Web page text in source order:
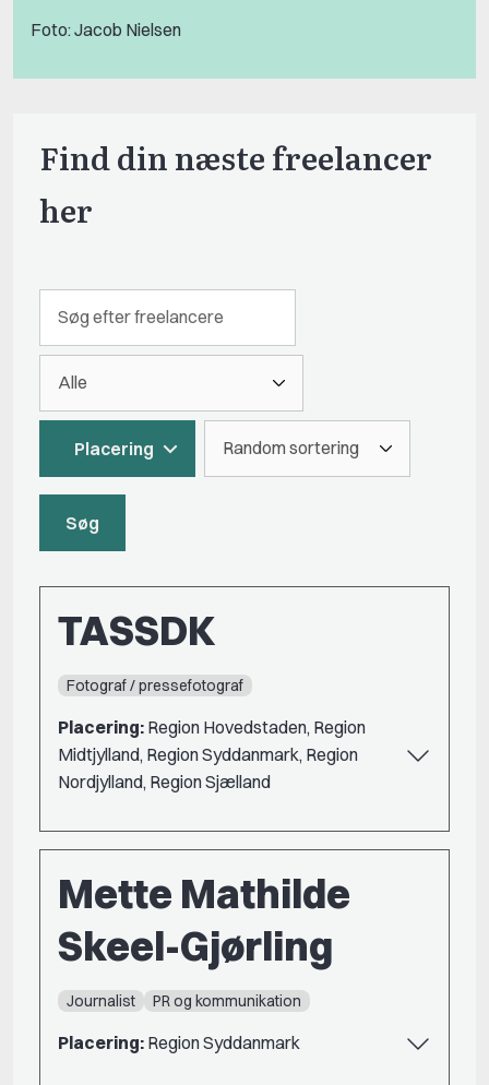
Foto: Jacob Nielsen
Find din næste freelancer
her
Placering
Søg
TASSDK
Fotograf / pressefotograf
Placering: Region Hovedstaden, Region
Midtjylland, Region Syddanmark, Region
Nordjylland, Region Sjælland
Mette Mathilde
Skeel-Gjørling
Journalist PR og kommunikation
Placering: Region Syddanmark